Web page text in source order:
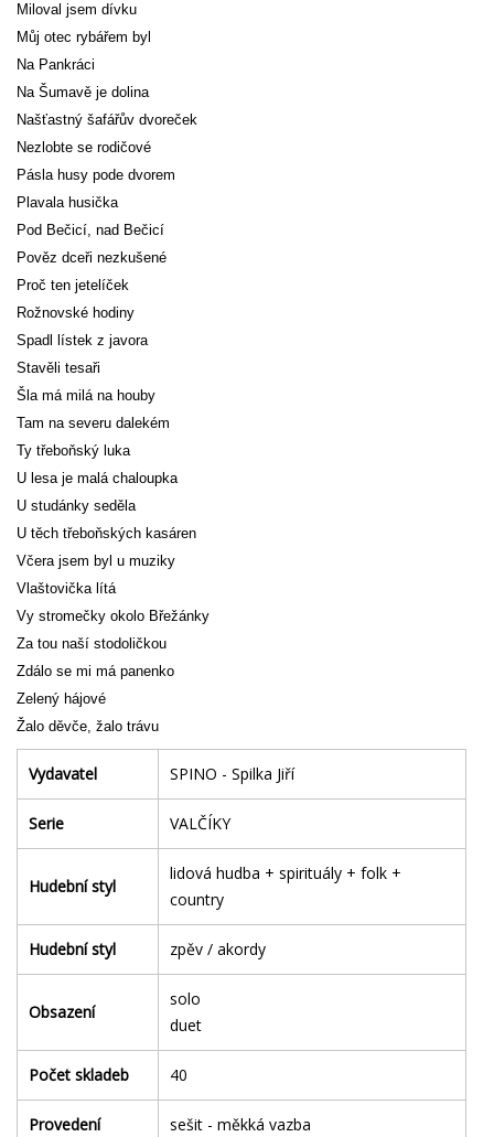
Miloval jsem dívku
Můj otec rybářem byl
Na Pankráci
Na Šumavě je dolina
Našťastný šafářův dvoreček
Nezlobte se rodičové
Pásla husy pode dvorem
Plavala husička
Pod Bečicí, nad Bečicí
Pověz dceři nezkušené
Proč ten jetelíček
Rožnovské hodiny
Spadl lístek z javora
Stavěli tesaři
Šla má milá na houby
Tam na severu dalekém
Ty třeboňský luka
U lesa je malá chaloupka
U studánky seděla
U těch třeboňských kasáren
Včera jsem byl u muziky
Vlaštovička lítá
Vy stromečky okolo Břežánky
Za tou naší stodoličkou
Zdálo se mi má panenko
Zelený hájové
Žalo děvče, žalo trávu
Vydavatel SPINO - Spilka Jiří
Serie VALČÍKY
Hudební styl
lidová hudba + spirituály + folk +
country
Hudební styl zpěv / akordy
Obsazení
solo
duet
Počet skladeb 40
Provedení sešit - měkká vazba